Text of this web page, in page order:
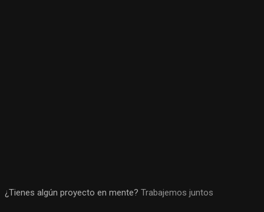
¿Tienes algún proyecto en mente? Trabajemos juntos